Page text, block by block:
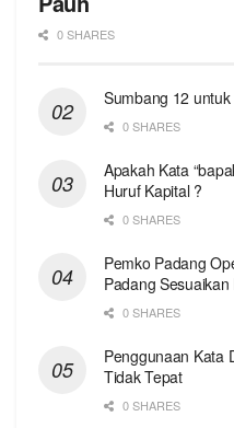
0 SHARES
Sumbang 12
0 SHARES
Apakah Kata
Huruf Kapital ?
0 SHARES
Pemko Padang
Padang
0 SHARES
Penggunaan Kata
Tidak Tepat
0 SHARES